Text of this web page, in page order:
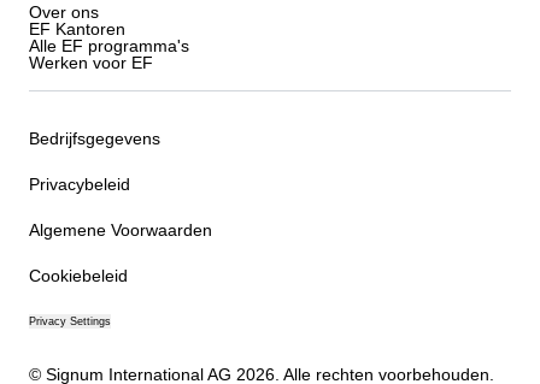
Over ons
EF Kantoren
Alle EF programma's
Werken voor EF
Bedrijfsgegevens
Privacybeleid
Algemene Voorwaarden
Cookiebeleid
Privacy Settings
© Signum International AG 2026. Alle rechten voorbehouden.